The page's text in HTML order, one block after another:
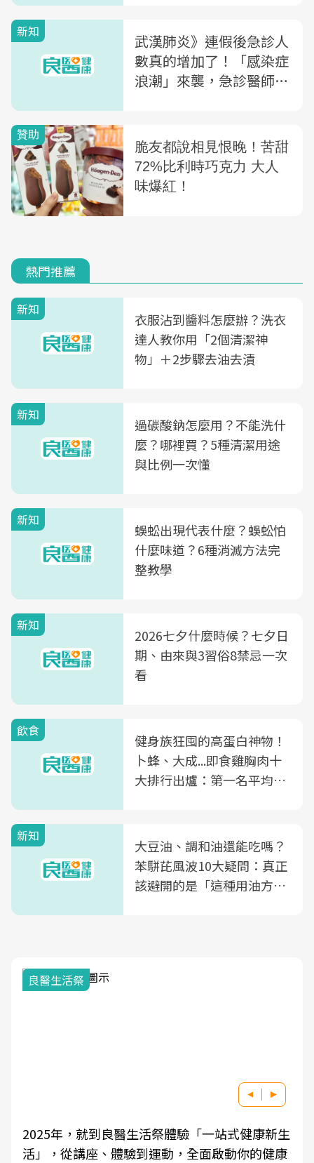
新知
武漢肺炎》連假後急診人
數真的增加了！「感染症
浪潮」來襲，急診醫師：
熱門推薦
新知
衣服沾到醬料怎麼辦？洗衣
達人教你用「2個清潔神
物」＋2步驟去油去漬
新知
過碳酸鈉怎麼用？不能洗什
麼？哪裡買？5種清潔用途
與比例一次懂
新知
蜈蚣出現代表什麼？蜈蚣怕
什麼味道？6種消滅方法完
整教學
新知
2026七夕什麼時候？七夕日
期、由來與3習俗8禁忌一次
看
飲食
健身族狂囤的高蛋白神物！
卜蜂、大成...即食雞胸肉十
大排行出爐：第一名平均一
新知
大豆油、調和油還能吃嗎？
苯駢芘風波10大疑問：真正
該避開的是「這種用油方
良醫生活祭
2025年，就到良醫生活祭體驗「一站式健康新生
活」，從講座、體驗到運動，全面啟動你的健康